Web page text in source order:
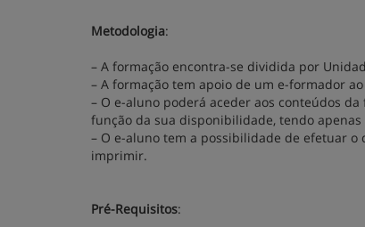
Metodologia:
– A formação encontra-se dividida por
– A formação tem apoio de um e-formador
– O e-aluno poderá aceder aos conteúdos
função da sua disponibilidade, tendo
– O e-aluno tem a possibilidade de efetuar
imprimir.
Pré-Requisitos: